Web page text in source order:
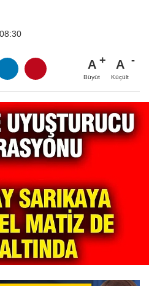
A
Büyüt
A
Küçült